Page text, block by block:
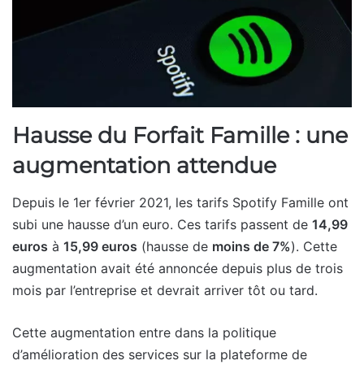
Hausse du Forfait Famille : une
augmentation attendue
Depuis le 1er février 2021, les tarifs Spotify Famille ont
subi une hausse d’un euro. Ces tarifs passent de 14,99
euros à 15,99 euros (hausse de moins de 7%). Cette
augmentation avait été annoncée depuis plus de trois
mois par l’entreprise et devrait arriver tôt ou tard.
Cette augmentation entre dans la politique
d’amélioration des services sur la plateforme de